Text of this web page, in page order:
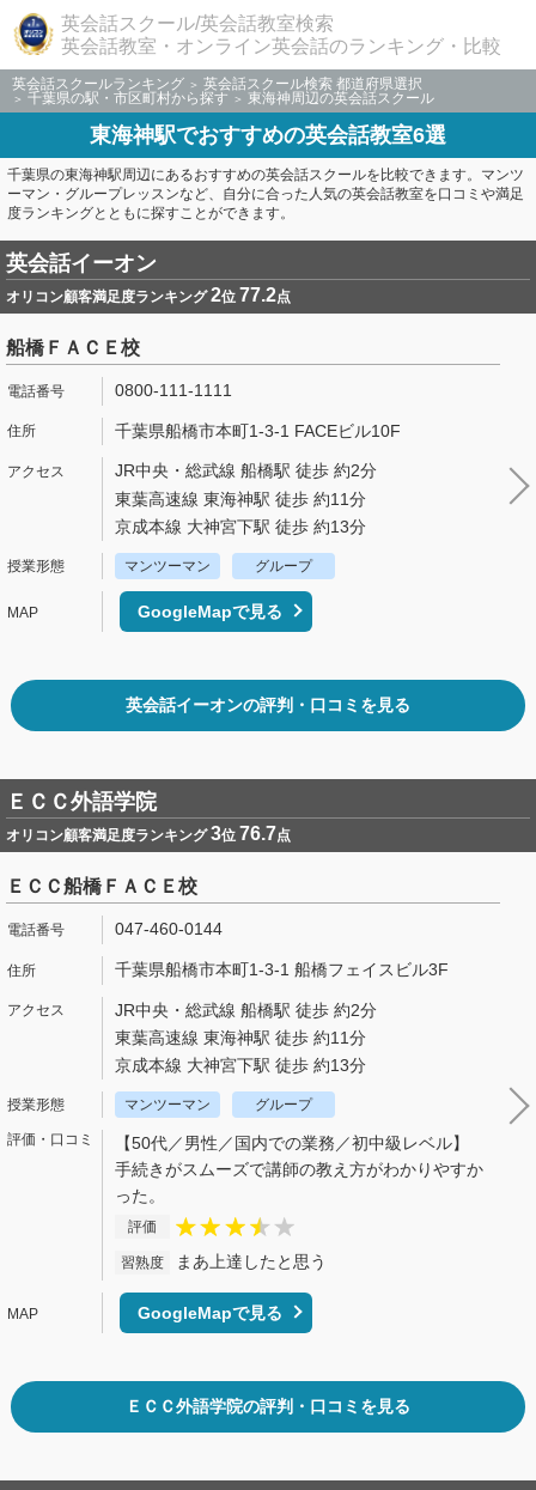
英会話スクール/英会話教室検索
英会話教室・オンライン英会話のランキング・比較
英会話スクールランキング
英会話スクール検索 都道府県選択
千葉県の駅・市区町村から探す
東海神周辺の英会話スクール
東海神駅でおすすめの英会話教室6選
千葉県の東海神駅周辺にあるおすすめの英会話スクールを比較できます。マンツ
ーマン・グループレッスンなど、自分に合った人気の英会話教室を口コミや満足
度ランキングとともに探すことができます。
英会話イーオン
オリコン顧客満足度ランキング2位 77.2点
船橋ＦＡＣＥ校
0800-111-1111
千葉県船橋市本町1-3-1 FACEビル10F
JR中央・総武線 船橋駅 徒歩 約2分
東葉高速線 東海神駅 徒歩 約11分
京成本線 大神宮下駅 徒歩 約13分
マンツーマン グループ
GoogleMapで見る
英会話イーオンの評判・口コミを見る
ＥＣＣ外語学院
オリコン顧客満足度ランキング3位 76.7点
ＥＣＣ船橋ＦＡＣＥ校
047-460-0144
千葉県船橋市本町1-3-1 船橋フェイスビル3F
JR中央・総武線 船橋駅 徒歩 約2分
東葉高速線 東海神駅 徒歩 約11分
京成本線 大神宮下駅 徒歩 約13分
マンツーマン グループ
【50代／男性／国内での業務／初中級レベル】
手続きがスムーズで講師の教え方がわかりやすか
った。
評価
習熟度 まあ上達したと思う
GoogleMapで見る
ＥＣＣ外語学院の評判・口コミを見る